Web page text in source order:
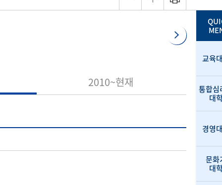
교육
통합심
대
경영
문화
대
2010~현재